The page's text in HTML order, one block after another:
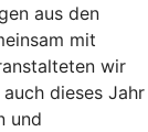
aus den
mit
wir
dieses Jahr
und